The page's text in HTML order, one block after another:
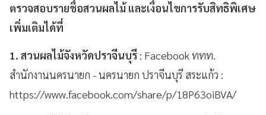
ตรวจสอบรายชื่อสวนผลไม้ และเงื่อนไขการรับสิทธิพิเศษ
เพิ่มเติมได้ที่
1. สวนผลไม้จังหวัดปราจีนบุรี : Facebook ททท.
สำนักงานนครนายก - นครนายก ปราจีนบุรี สระแก้ว :
https://www.facebook.com/share/p/18P63oiBVA/